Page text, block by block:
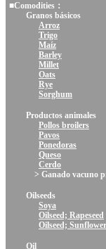
■Comodities：
Granos básicos
Arroz
Trigo
Maíz
Barley
Millet
Oats
Rye
Sorghum
Productos animales
Pollos broilers
Pavos
Ponedoras
Queso
Cerdo
> Ganado vacuno
Oilseeds
Soya
Oilseed; Rapeseed
Oilseed;
Oil